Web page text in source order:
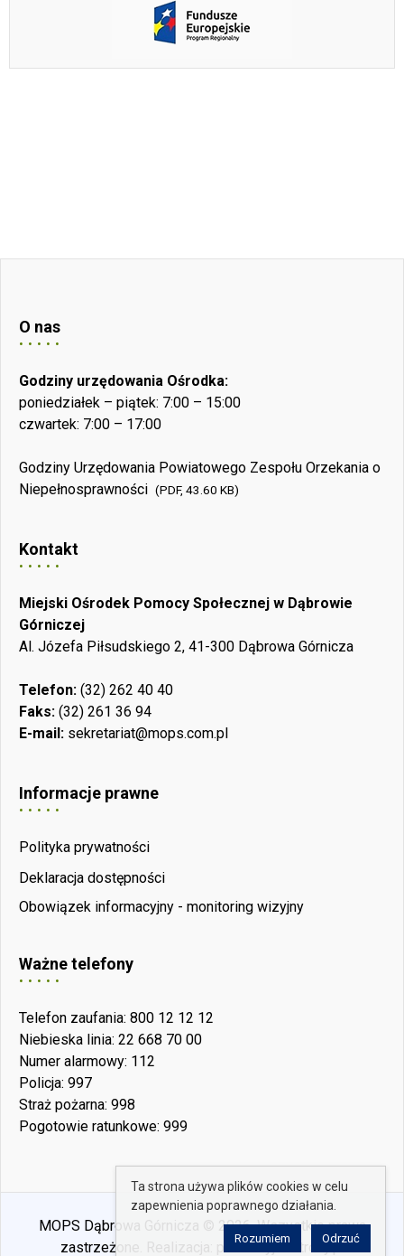
O nas
Godziny urzędowania Ośrodka:
poniedziałek – piątek: 7:00 – 15:00
czwartek: 7:00 – 17:00
Godziny Urzędowania Powiatowego Zespołu Orzekania o
Niepełnosprawności (PDF, 43.60 KB)
Kontakt
Miejski Ośrodek Pomocy Społecznej w Dąbrowie
Górniczej
Al. Józefa Piłsudskiego 2, 41-300 Dąbrowa Górnicza
Telefon: (32) 262 40 40
Faks: (32) 261 36 94
E-mail: sekretariat@mops.com.pl
Informacje prawne
Polityka prywatności
Deklaracja dostępności
Obowiązek informacyjny - monitoring wizyjny
Ważne telefony
Telefon zaufania: 800 12 12 12
Niebieska linia: 22 668 70 00
Numer alarmowy: 112
Policja: 997
Straż pożarna: 998
Pogotowie ratunkowe: 999
MOPS Dąbrowa Górnicza © 2026. Wszystkie prawa
zastrzeżone. Realizacja:
perfekcyjneStrony.pl
Ta strona używa plików cookies w celu
zapewnienia poprawnego działania.
Rozumiem Odrzuć